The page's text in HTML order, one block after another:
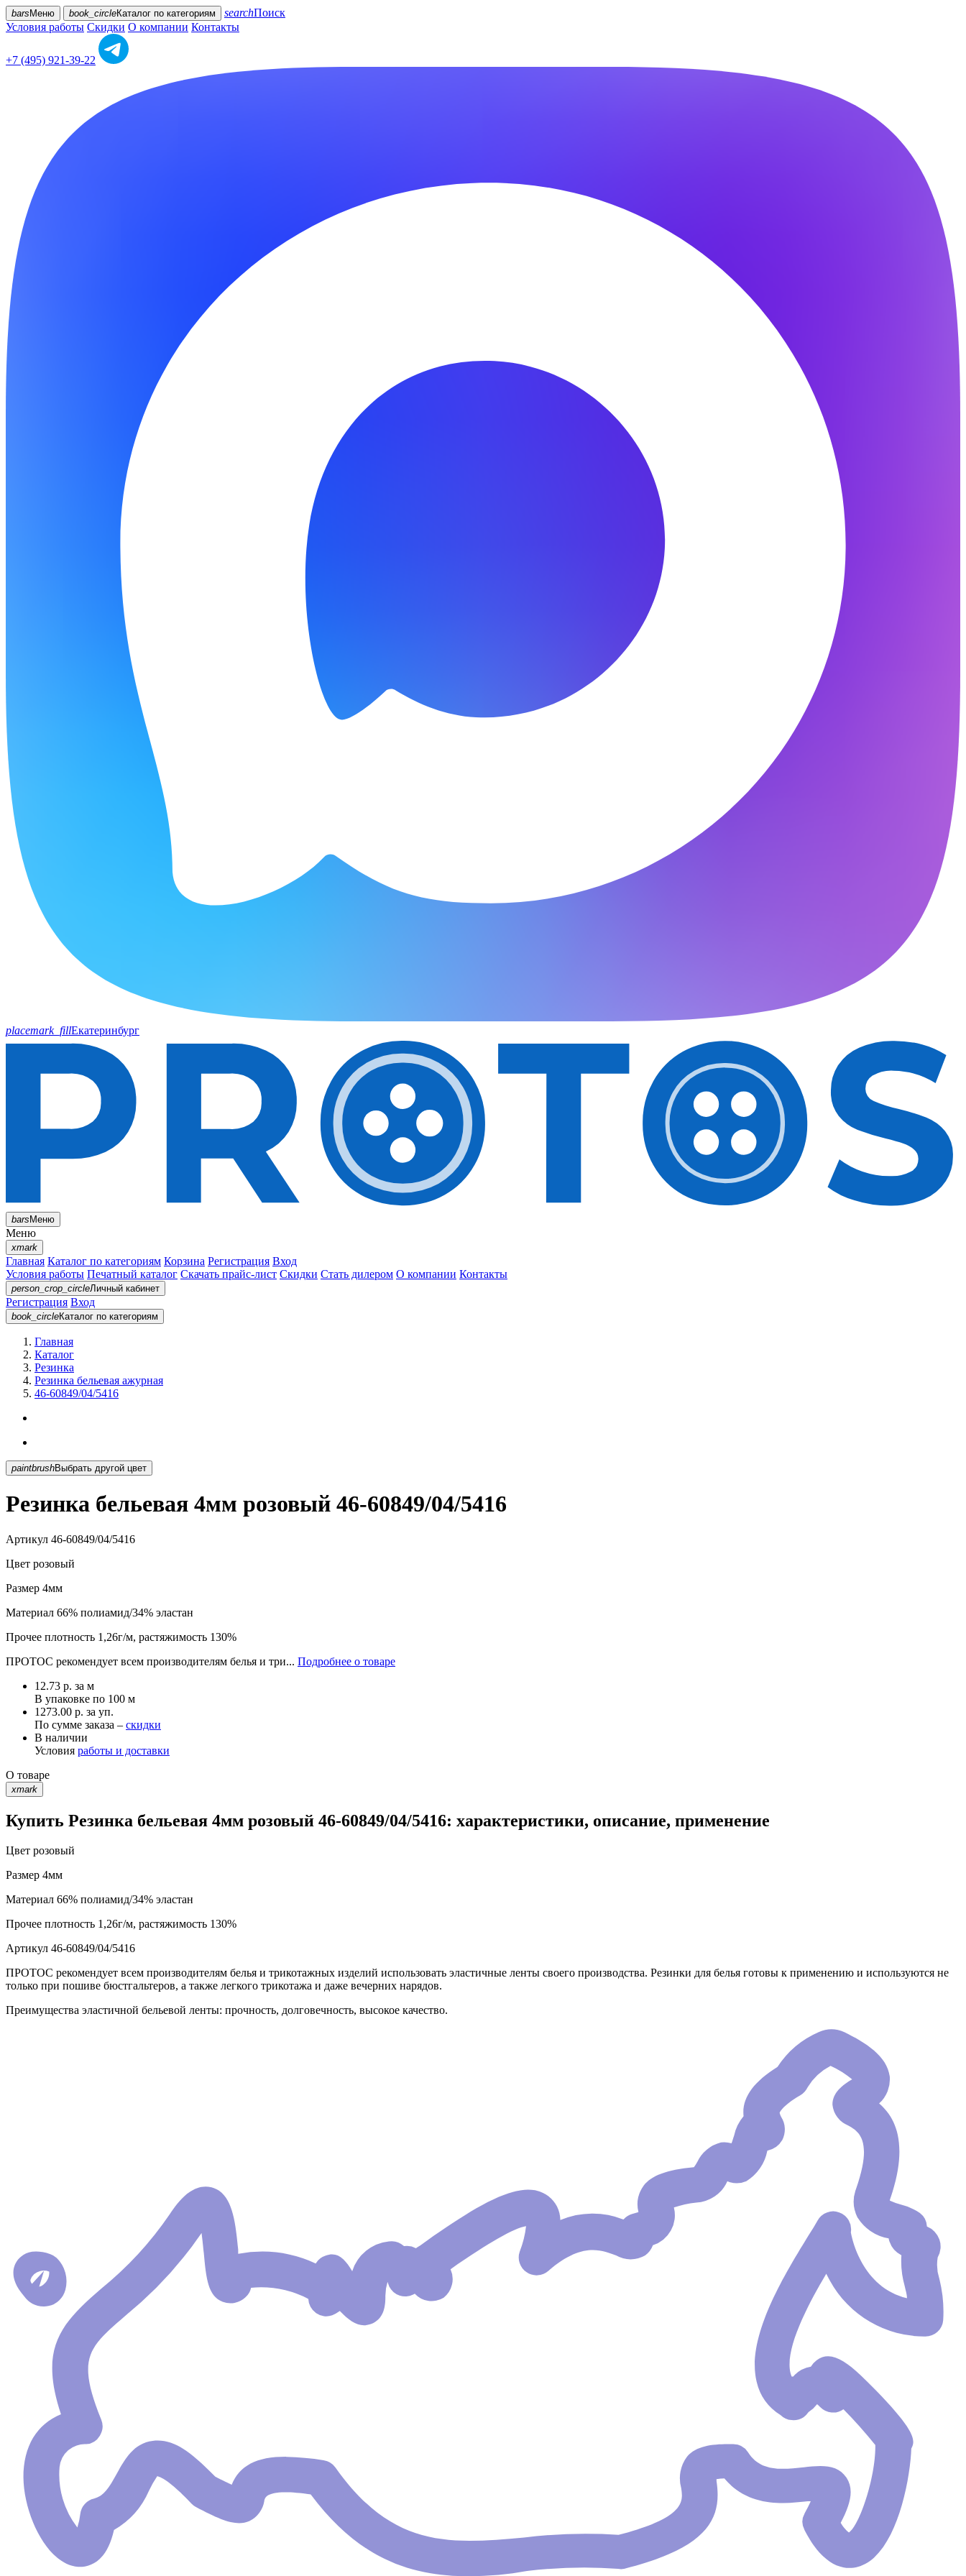
bars Меню book_circleКаталог по категориям searchПоиск
Условия работы Скидки О компании Контакты
+7 (495) 921-39-22
placemark_fillЕкатеринбург
barsМеню
Меню
xmark
Главная Каталог по категориям Корзина Регистрация Вход
Условия работы Печатный каталог Скачать прайс-лист Скидки Стать дилером О компании Контакты
person_crop_circleЛичный кабинет
Регистрация Вход
book_circleКаталог по категориям
Главная
Каталог
Резинка
Резинка бельевая ажурная
46-60849/04/5416
paintbrush Выбрать другой цвет
Резинка бельевая 4мм розовый 46-60849/04/5416
Артикул 46-60849/04/5416
Цвет розовый
Размер 4мм
Материал 66% полиамид/34% эластан
Прочее плотность 1,26г/м, растяжимость 130%
ПРОТОС рекомендует всем производителям белья и три... Подробнее о товаре
12.73 р. за м
В упаковке по 100 м
1273.00 р. за уп.
По сумме заказа – скидки
В наличии
Условия работы и доставки
О товаре
xmark
Купить Резинка бельевая 4мм розовый 46-60849/04/5416: характеристики, описание, применение
Цвет розовый
Размер 4мм
Материал 66% полиамид/34% эластан
Прочее плотность 1,26г/м, растяжимость 130%
Артикул 46-60849/04/5416
ПРОТОС рекомендует всем производителям белья и трикотажных изделий использовать эластичные ленты своего производства. Резинки для белья готовы к применению и используются не
только при пошиве бюстгальтеров, а также легкого трикотажа и даже вечерних нарядов.
Преимущества эластичной бельевой ленты: прочность, долговечность, высокое качество.